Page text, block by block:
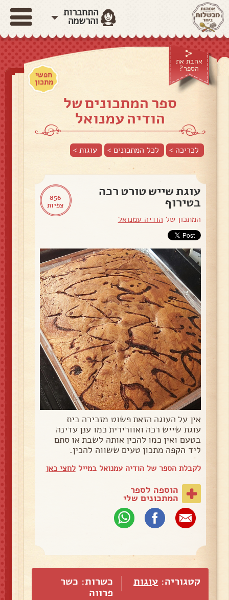
התחברות
והרשמה
אהבת את
הספר?
חפשי
מתכון
ספר המתכונים של
הודיה עמנואל
לכריכה > לכל המתכונים > עוגות>
856
צפיות
עוגת שייש טורט רכה
בטירוף
המתכון של הודיה עמנואל
אין על העוגה הזאת פשוט מזכירה בית
עוגת שייש רכה ואוורירית כמו ענן עדינה
בטעם ואין כמו להכין אותה לשבת או סתם
ליד הקפה מתכון טעים ששווה להכין.
לקבלת הספר של הודיה עמנואל במייללחצי כאן
הוספה לספר
המתכונים שלי
קטגוריה: עוגות
כשרות: כשר
פרווה